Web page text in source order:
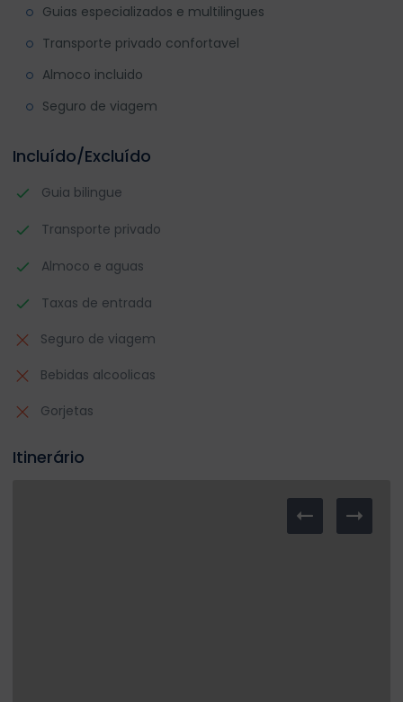
Guias especializados e multilingues
Transporte privado confortavel
Almoco incluido
Seguro de viagem
Incluído/Excluído
Guia bilingue
Transporte privado
Almoco e aguas
Taxas de entrada
Seguro de viagem
Bebidas alcoolicas
Gorjetas
Itinerário